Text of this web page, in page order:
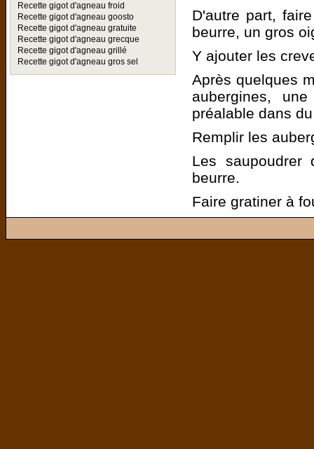
Recette gigot d'agneau froid
Recette gigot d'agneau goosto
Recette gigot d'agneau gratuite
Recette gigot d'agneau grecque
Recette gigot d'agneau grillé
Recette gigot d'agneau gros sel
D'autre part,
beurre, un gros
Y ajouter les
Après quelques
aubergines,
préalable dans
Remplir les
Les saupoudrer
beurre.
Faire gratiner à